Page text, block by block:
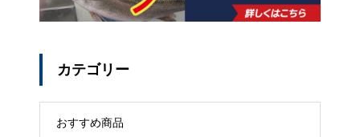
カテゴリー
おすすめ商品